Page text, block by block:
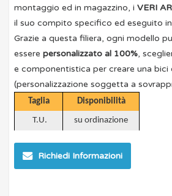
montaggio ed in magazzino, i VERI
il suo compito specifico ed eseguito
Grazie a questa filiera, ogni modello
esserepersonalizzato al 100%,
e componentistica per creare una bici
(personalizzazione soggetta a
Taglia Disponibilità
T.U. su ordinazione
Richiedi Informazioni